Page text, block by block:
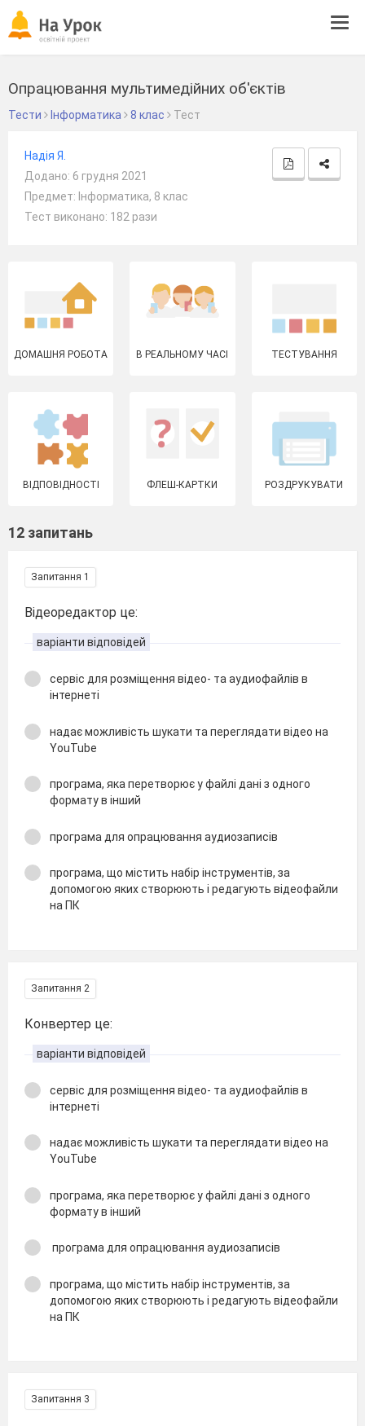
Опрацювання мультимедійних об'єктів
Тести Інформатика 8 клас Тест
Надія Я.
Додано: 6 грудня 2021
Предмет: Інформатика, 8 клас
Тест виконано: 182 рази
ДОМАШНЯ РОБОТА В РЕАЛЬНОМУ ЧАСІ ТЕСТУВАННЯ
ВІДПОВІДНОСТІ ФЛЕШ-КАРТКИ РОЗДРУКУВАТИ
12 запитань
Запитання 1
Відеоредактор це:
варіанти відповідей
сервіс для розміщення відео- та аудиофайлів в
інтернеті
надає можливість шукати та переглядати відео на
YouTube
програма, яка перетворює у файлі дані з одного
формату в інший
програма для опрацювання аудиозаписів
програма, що містить набір інструментів, за
допомогою яких створюють і редагують відеофайли
на ПК
Запитання 2
Конвертер це:
варіанти відповідей
сервіс для розміщення відео- та аудиофайлів в
інтернеті
надає можливість шукати та переглядати відео на
YouTube
програма, яка перетворює у файлі дані з одного
формату в інший
програма для опрацювання аудиозаписів
програма, що містить набір інструментів, за
допомогою яких створюють і редагують відеофайли
на ПК
Запитання 3